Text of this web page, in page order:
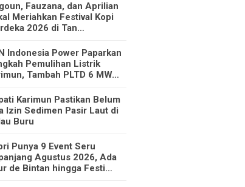
Fauzana, dan Aprilian
Meriahkan Festival Kopi
2026 di Tan…
Indonesia Power Paparkan
Pemulihan Listrik
Tambah PLTD 6 MW…
Karimun Pastikan Belum
Izin Sedimen Pasir Laut di
Buru
Punya 9 Event Seru
Agustus 2026, Ada
de Bintan hingga Festi…